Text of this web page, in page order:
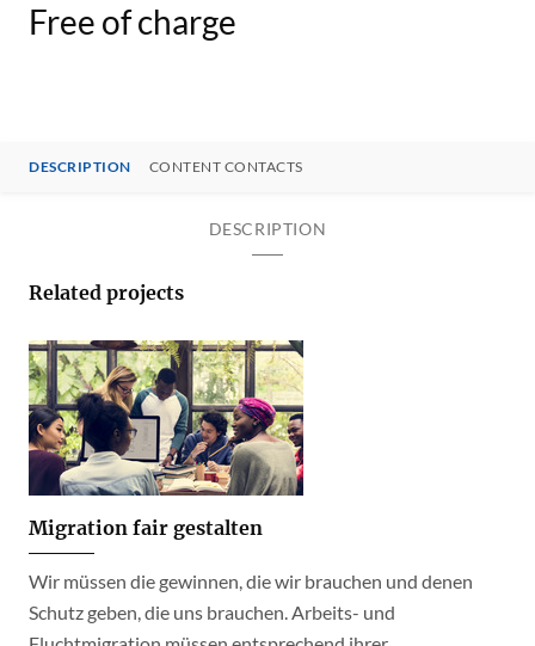
Free of charge
DESCRIPTION CONTENT CONTACTS
DESCRIPTION
Related projects
Migration fair gestalten
Wir müssen die gewinnen, die wir brauchen und denen
Schutz geben, die uns brauchen. Arbeits- und